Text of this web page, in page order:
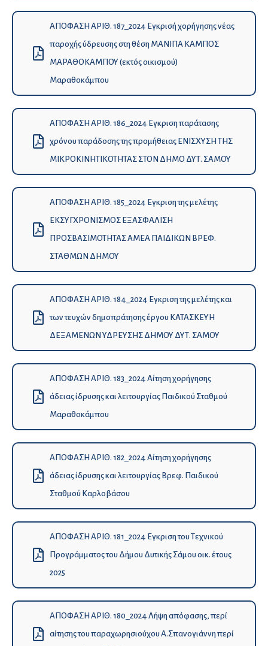
ΑΠΟΦΑΣΗ ΑΡΙΘ. 187_2024 Εγκρισή χορήγησης νέας
παροχής ύδρευσης στη θέση ΜΑΝΙΠΑ ΚΑΜΠΟΣ
ΜΑΡΑΘΟΚΑΜΠΟΥ (εκτός οικισμού)
Μαραθοκάμπου
ΑΠΟΦΑΣΗ ΑΡΙΘ. 186_2024 Εγκριση παράτασης
χρόνου παράδοσης της προμήθειας ΕΝΙΣΧΥΣΗ ΤΗΣ
ΜΙΚΡΟΚΙΝΗΤΙΚΟΤΗΤΑΣ ΣΤΟΝ ΔΗΜΟ ΔΥΤ. ΣΑΜΟΥ
ΑΠΟΦΑΣΗ ΑΡΙΘ. 185_2024 Εγκριση της μελέτης
ΕΚΣΥΓΧΡΟΝΙΣΜΟΣ ΕΞΑΣΦΑΛΙΣΗ
ΠΡΟΣΒΑΣΙΜΟΤΗΤΑΣ ΑΜΕΑ ΠΑΙΔΙΚΩΝ ΒΡΕΦ.
ΣΤΑΘΜΩΝ ΔΗΜΟΥ
ΑΠΟΦΑΣΗ ΑΡΙΘ. 184_2024 Εγκριση της μελέτης και
των τευχών δημοπράτησης έργου ΚΑΤΑΣΚΕΥΗ
ΔΕΞΑΜΕΝΩΝ ΥΔΡΕΥΣΗΣ ΔΗΜΟΥ ΔΥΤ. ΣΑΜΟΥ
ΑΠΟΦΑΣΗ ΑΡΙΘ. 183_2024 Aίτηση χορήγησης
άδειας ίδρυσης και λειτουργίας Παιδικού Σταθμού
Μαραθοκάμπου
ΑΠΟΦΑΣΗ ΑΡΙΘ. 182_2024 Aίτηση χορήγησης
άδειας ίδρυσης και λειτουργίας Βρεφ. Παιδικού
Σταθμού Καρλοβάσου
ΑΠΟΦΑΣΗ ΑΡΙΘ. 181_2024 Εγκριση του Τεχνικού
Προγράμματος του Δήμου Δυτικής Σάμου οικ. έτους
2025
ΑΠΟΦΑΣΗ ΑΡΙΘ. 180_2024 Λήψη απόφασης, περί
αίτησης του παραχωρησιούχου Α.Σπανογιάννη περί